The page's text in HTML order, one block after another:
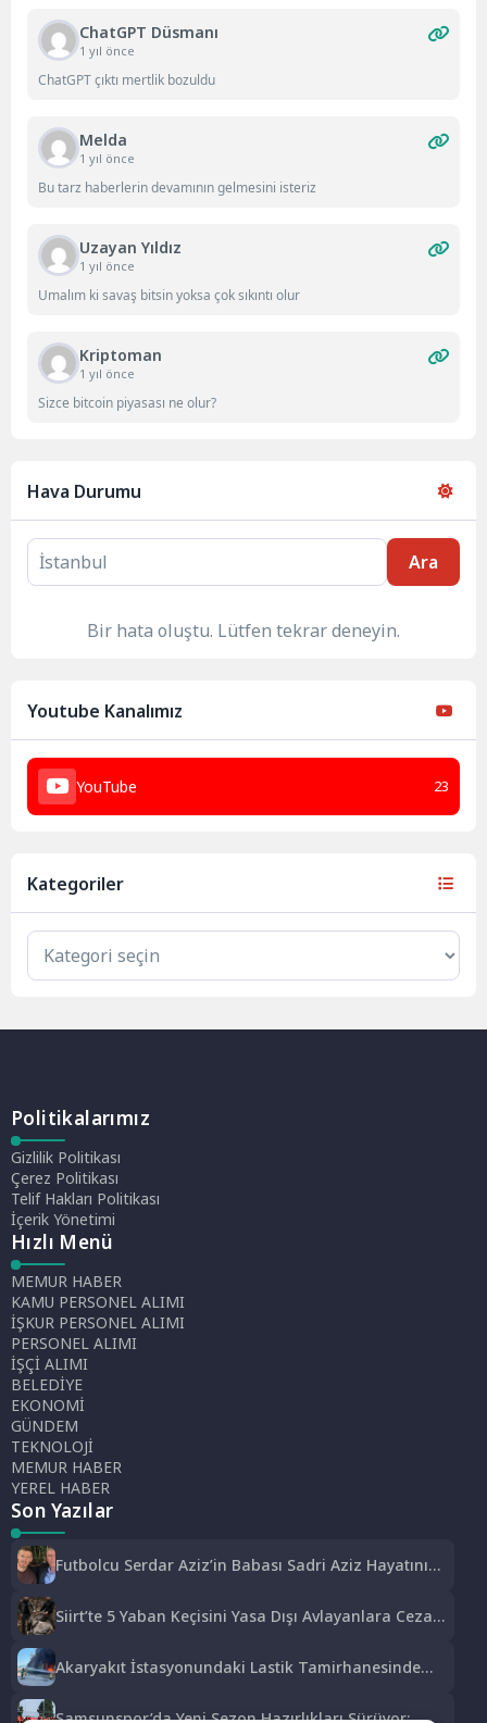
ChatGPT Düsmanı
1 yıl önce
ChatGPT çıktı mertlik bozuldu
Melda
1 yıl önce
Bu tarz haberlerin devamının gelmesini isteriz
Uzayan Yıldız
1 yıl önce
Umalım ki savaş bitsin yoksa çok sıkıntı olur
Kriptoman
1 yıl önce
Sizce bitcoin piyasası ne olur?
Hava Durumu
Ara
Bir hata oluştu. Lütfen tekrar deneyin.
Youtube Kanalımız
YouTube 23
Kategoriler
Politikalarımız
Gizlilik Politikası
Çerez Politikası
Telif Hakları Politikası
İçerik Yönetimi
Hızlı Menü
MEMUR HABER
KAMU PERSONEL ALIMI
İŞKUR PERSONEL ALIMI
PERSONEL ALIMI
İŞÇİ ALIMI
BELEDİYE
EKONOMİ
GÜNDEM
TEKNOLOJİ
MEMUR HABER
YEREL HABER
Son Yazılar
Futbolcu Serdar Aziz’in Babası Sadri Aziz Hayatını
Siirt’te 5 Yaban Keçisini Yasa Dışı Avlayanlara Ceza
Akaryakıt İstasyonundaki Lastik Tamirhanesinde
Samsunspor’da Yeni Sezon Hazırlıkları Sürüyor: